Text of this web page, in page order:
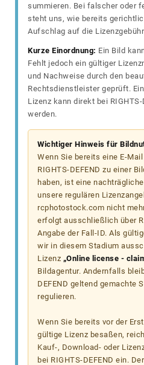
summieren. Bei falscher oder
steht uns, wie bereits
Aufschlag auf die
Kurze Einordnung: Ein Bild
Fehlt jedoch ein gültiger
und Nachweise durch den
Rechtsdienstleister geprüft.
Lizenz kann direkt bei
werden.
Wichtiger Hinweis für
Wenn Sie bereits eine E-
RIGHTS-DEFEND zu einer
haben, ist eine nachträgliche
unsere regulären
rcphotostock.com nicht
erfolgt ausschließlich über
Angabe der Fall-ID. Als
wir in diesem Stadium
Lizenz „Online license -
Bildagentur. Andernfalls
DEFEND geltend gemachte
regulieren.
Wenn Sie bereits vor der
gültige Lizenz besaßen,
Kauf-, Download- oder
bei RIGHTS-DEFEND ein.